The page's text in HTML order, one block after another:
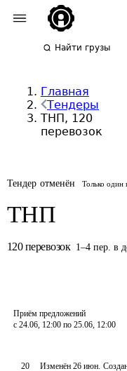
Найти грузы
Главная
Тендеры
ТНП, 120
перевозок
Тендер отменён Только один
ТНП
120 перевозок 1–4 пер. в
Приём предложений
с 24.06, 12:00 по 25.06, 12:00
20 Изменён26 июн.